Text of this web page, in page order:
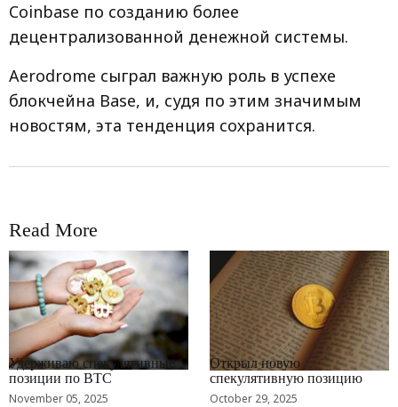
Coinbase по созданию более
децентрализованной денежной системы.
Aerodrome сыграл важную роль в успехе
блокчейна Base, и, судя по этим значимым
новостям, эта тенденция сохранится.
Read More
RRCNEWS_RU
Удерживаю спекулятивные
позиции по BTC
November 05, 2025
RRCNEWS_RU
Открыл новую
спекулятивную позицию
October 29, 2025